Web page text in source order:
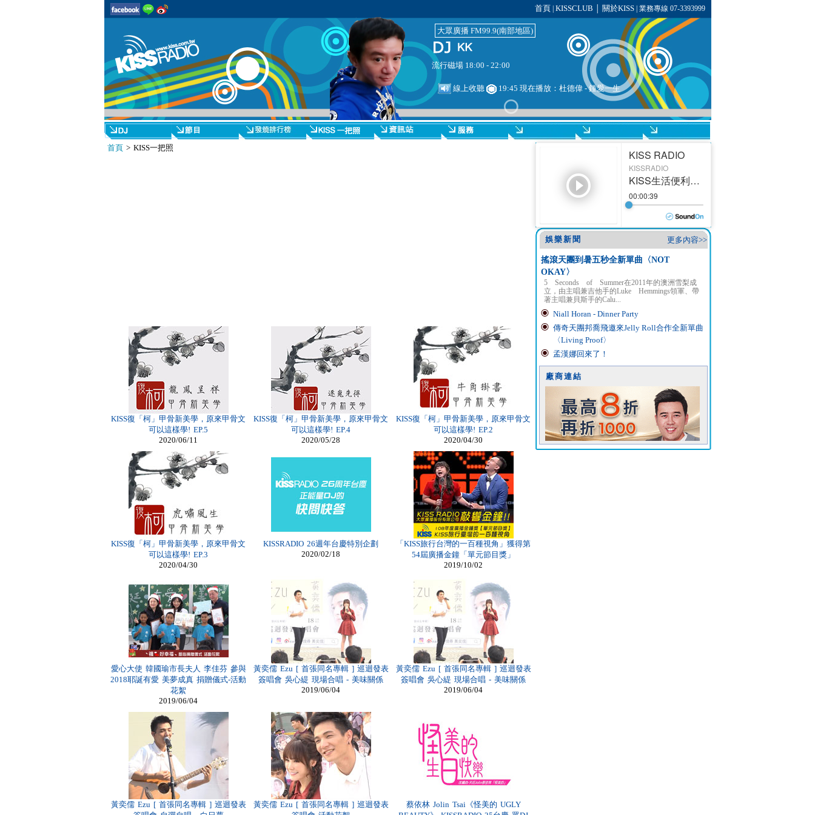
首頁 KISSCLUB 關於KISS| 業務專線 07-3393999
大眾廣播 FM99.9(南部地區)
流行磁場 18:00 - 22:00
線上收聽 19:45 現在播放： 杜德偉-鍾愛一生
首頁> KISS一把照
KISS復「柯」甲骨新美學，原來甲骨文
可以這樣學! EP.5
2020/06/11
KISS復「柯」甲骨新美學，原來甲骨文
可以這樣學! EP.4
2020/05/28
KISS復「柯」甲骨新美學，原來甲骨文
可以這樣學! EP.2
2020/04/30
KISS復「柯」甲骨新美學，原來甲骨文
可以這樣學! EP.3
2020/04/30
KISSRADIO 26週年台慶特別企劃
2020/02/18
「KISS旅行台灣的一百種視角」獲得第
54屆廣播金鐘「單元節目獎」
2019/10/02
愛心大使 韓國瑜市長夫人 李佳芬 參與
2018耶誕有愛 美夢成真 捐贈儀式-活動
花絮
2019/06/04
黃奕儒 Ezu [ 首張同名專輯 ] 巡迴發表
簽唱會 吳心緹 現場合唱 - 美味關係
2019/06/04
黃奕儒 Ezu [ 首張同名專輯 ] 巡迴發表
簽唱會 吳心緹 現場合唱 - 美味關係
2019/06/04
黃奕儒 Ezu [ 首張同名專輯 ] 巡迴發表
黃奕儒 Ezu [ 首張同名專輯 ] 巡迴發表
蔡依林 Jolin Tsai《怪美的 UGLY
更多內容>>
娛樂新聞
搖滾天團到暑五秒全新單曲〈NOT
OKAY〉
5 Seconds of Summer在2011年的澳洲雪梨成
立，由主唱兼吉他手的Luke Hemmings領軍、帶
著主唱兼貝斯手的Calu...
Niall Horan - Dinner Party
傳奇天團邦喬飛邀來Jelly Roll合作全新單曲
〈Living Proof〉
孟漢娜回來了！
廠商連結